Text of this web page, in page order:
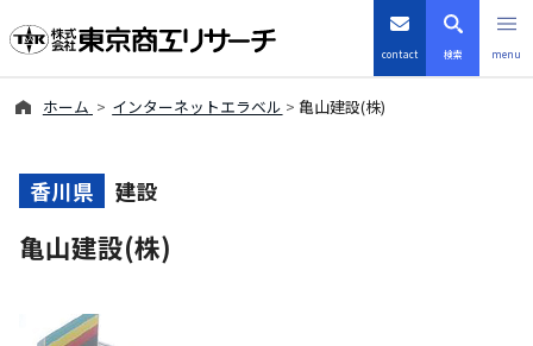
contact 検索 menu
ホーム インターネットエラベル 亀山建設(株)
香川県 建設
亀山建設(株)